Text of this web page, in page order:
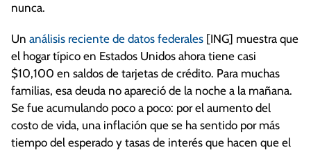
nunca.
Un análisis reciente de datos federales [ING] muestra que
el hogar típico en Estados Unidos ahora tiene casi
$10,100 en saldos de tarjetas de crédito. Para muchas
familias, esa deuda no apareció de la noche a la mañana.
Se fue acumulando poco a poco: por el aumento del
costo de vida, una inflación que se ha sentido por más
tiempo del esperado y tasas de interés que hacen que el